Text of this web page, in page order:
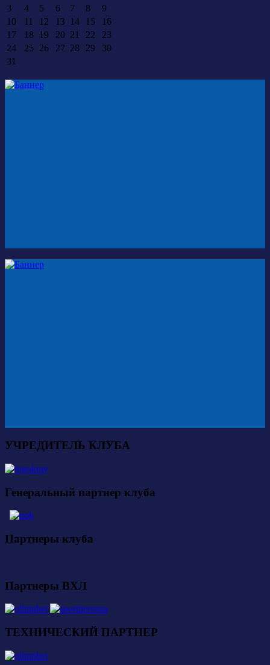
3 4 5 6 7 8
9
10
11 12 13 14 15
16
17
18 19 20 21 22
23
24
25 26 27 28 29
30
31
УЧРЕДИТЕЛЬ КЛУБА
Генеральный партнер клуба
Партнеры клуба
Партнеры ВХЛ
ТЕХНИЧЕСКИЙ ПАРТНЕР